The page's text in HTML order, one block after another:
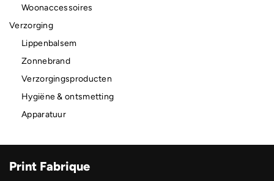
Woonaccessoires
Verzorging
Lippenbalsem
Zonnebrand
Verzorgingsproducten
Hygiëne & ontsmetting
Apparatuur
Print Fabrique